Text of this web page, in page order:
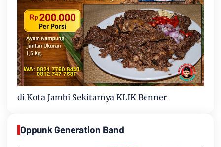
di Kota Jambi Sekitarnya KLIK Benner
Oppunk Generation Band